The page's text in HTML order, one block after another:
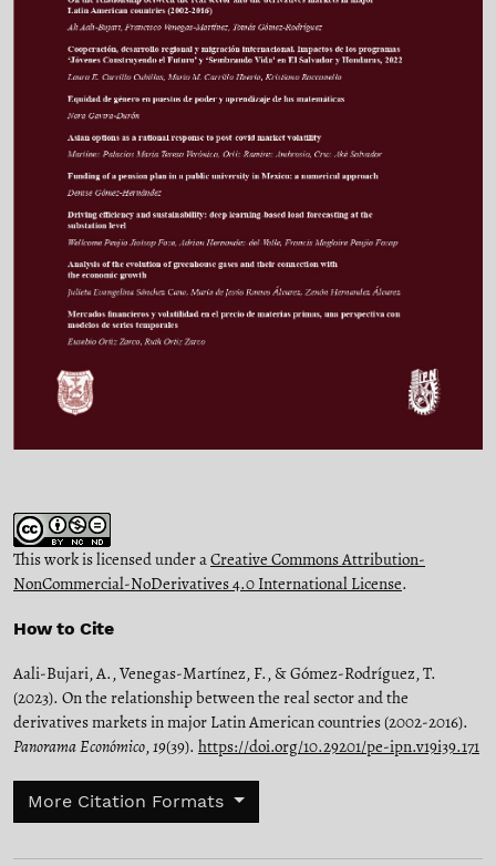
This work is licensed under aCreative Commons Attribution-
NonCommercial-NoDerivatives 4.0 International License.
How to Cite
Aali-Bujari, A., Venegas-Martínez, F., & Gómez-Rodríguez, T.
(2023). On the relationship between the real sector and the
derivatives markets in major Latin American countries (2002-2016).
Panorama Económico,19(39). https://doi.org/10.29201/pe-ipn.v19i39.171
More Citation Formats